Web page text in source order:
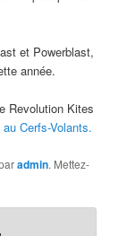
et Powerblast,
année.
Revolution Kites
Cerfs-Volants.
admin. Mettez-